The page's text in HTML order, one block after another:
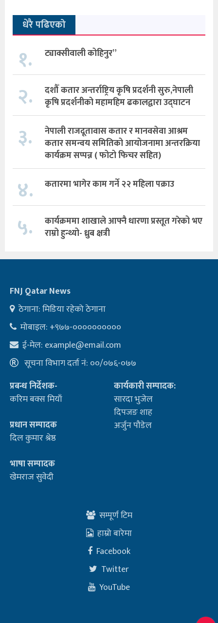
धेरै पढिएको
१. ट्याक्सीवाली कोहिनुर”
२.
दशौँ कतार अन्तर्राष्ट्रिय कृषि प्रदर्शनी सुरु,नेपाली
कृषि प्रदर्शनीको महामहिम ढकालद्वारा उद्घाटन
३.
नेपाली राजदूतावास कतार र मानवसेवा आश्रम
कतार समन्वय समितिको आयोजनामा अन्तरक्रिया
कार्यक्रम सप्पन्न ( फोटो फिचर सहित)
४. कतारमा भागेर काम गर्ने २२ महिला पक्राउ
५.
कार्यक्रममा शाखाले आफ्नै धारणा प्रस्तूत गरेको भए
राम्रो हुन्थ्यो- ध्रुब क्षत्री
FNJ Qatar News
ठेगाना: मिडिया रहेको ठेगाना
मोबाइल: +९७७-००००००००००
ई-मेल: example@email.com
सूचना विभाग दर्ता नं: ००/०७६-०७७
प्रबन्ध निर्देशक-
करिम बक्स मियाँ
प्रधान सम्पादक
दिल कुमार श्रेष्ठ
भाषा सम्पादक
खेमराज सुवेदी
कार्यकारी सम्पादक:
सारदा भुजेल
दिपजङ शाह
अर्जुन पौडेल
सम्पूर्ण टिम
हाम्रो बारेमा
Facebook
Twitter
YouTube